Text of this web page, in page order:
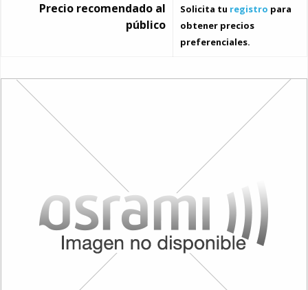
Precio recomendado al
público
Solicita tu registro para
obtener precios
preferenciales.